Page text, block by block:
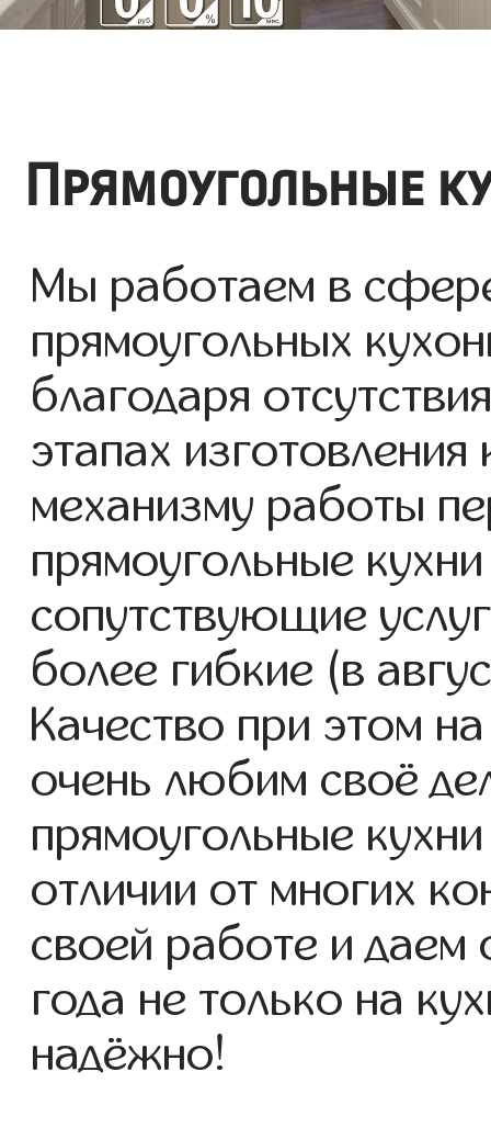
Прямоугольные
Мы работаем в
прямоугольных
благодаря
этапах
механизму работы
прямоугольные
сопутствующие
более гибкие (в
Качество при этом
очень любим своё
прямоугольные
отличии от многих
своей работе и
года не только на
надёжно!